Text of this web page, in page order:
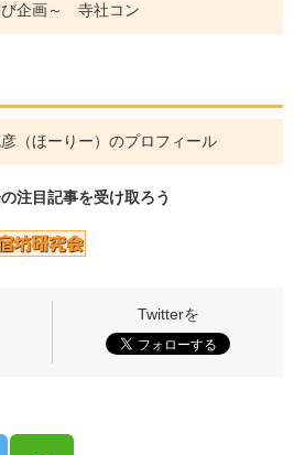
び企画～ 寺社コン
（ほーりー）のプロフィール
注目記事を受け取ろう